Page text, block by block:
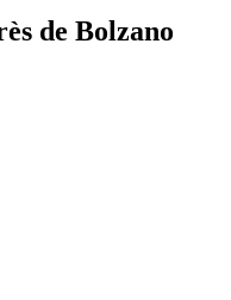
de Bolzano